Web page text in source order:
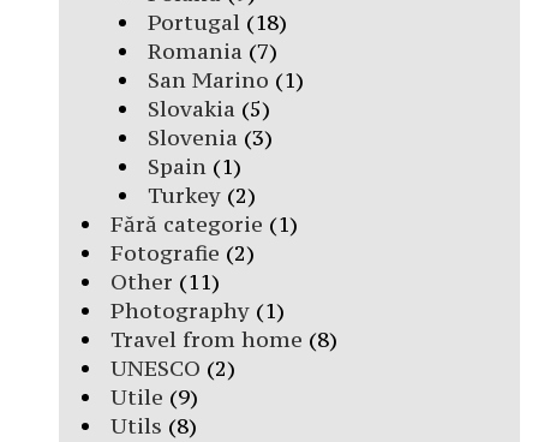
Portugal(18)
Romania (7)
San Marino (1)
Slovakia (5)
Slovenia (3)
Spain(1)
Turkey(2)
Fără categorie (1)
Fotografie (2)
Other (11)
Photography (1)
Travel from home (8)
UNESCO (2)
Utile (9)
Utils (8)